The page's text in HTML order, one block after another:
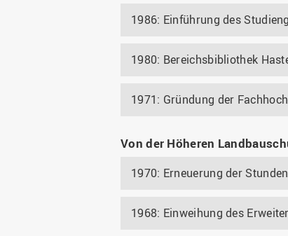
1986: Einführung des
1980: Bereichsbibliothek
1971: Gründung der
Von der Höheren
1970: Erneuerung der
1968: Einweihung des